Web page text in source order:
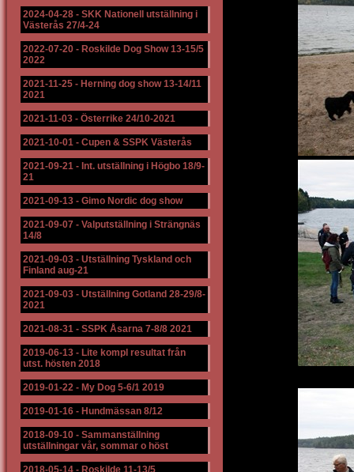
2024-04-28 - SKK Nationell utställning i
Västerås 27/4-24
2022-07-20 - Roskilde Dog Show 13-15/5
2022
2021-11-25 - Herning dog show 13-14/11
2021
2021-11-03 - Österrike 24/10-2021
2021-10-01 - Cupen & SSPK Västerås
2021-09-21 - Int. utställning i Högbo 18/9-
21
2021-09-13 - Gimo Nordic dog show
2021-09-07 - Valputställning i Strängnäs
14/8
2021-09-03 - Utställning Tyskland och
Finland aug-21
2021-09-03 - Utställning Gotland 28-29/8-
2021
2021-08-31 - SSPK Åsarna 7-8/8 2021
2019-06-13 - Lite kompl resultat från
utst. hösten 2018
2019-01-22 - My Dog 5-6/1 2019
2019-01-16 - Hundmässan 8/12
2018-09-10 - Sammanställning
utställningar vår, sommar o höst
2018-05-14 - Roskilde 11-13/5